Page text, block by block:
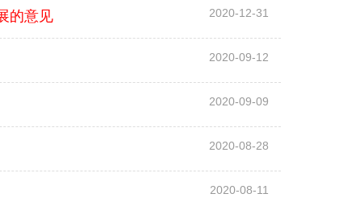
2020-12-31
的意见
2020-09-12
2020-09-09
2020-08-28
2020-08-11